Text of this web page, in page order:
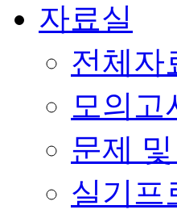
자료실
전체자
모의고
문제
실기프